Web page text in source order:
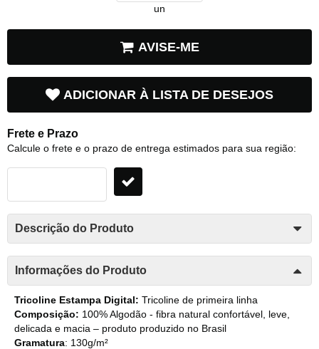
un
AVISE-ME
ADICIONAR À LISTA DE DESEJOS
Frete e Prazo
Calcule o frete e o prazo de entrega estimados para sua região:
Descrição do Produto
Informações do Produto
Tricoline Estampa Digital: Tricoline de primeira linha
Composição: 100% Algodão - fibra natural confortável, leve,
delicada e macia – produto produzido no Brasil
Gramatura: 130g/m²